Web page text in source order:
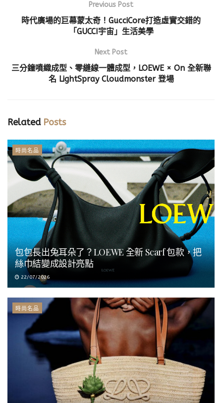
Previous Post
時代廣場的巨幕蒙太奇！GucciCore打造虛實交錯的
「GUCCI宇宙」生活美學
Next Post
三分鐘噴織成型、零縫線一體成型，LOEWE × On 全新聯
名 LightSpray Cloudmonster 登場
RelatedPosts
時尚名品
包包長出兔耳朵了？LOEWE 全新 Scarf 包款，把
絲巾結變成設計亮點
22/07/2026
時尚名品